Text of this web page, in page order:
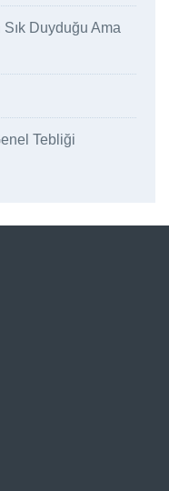
Duyduğu Ama
Tebliği